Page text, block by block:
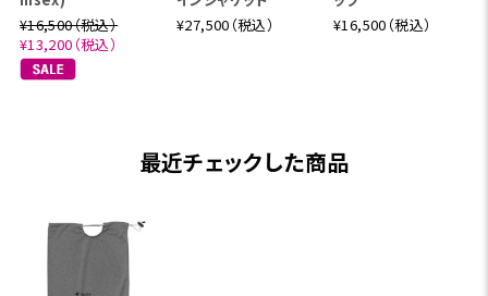
¥16,500（税込）
¥13,200（税込）
¥27,500（税込）
¥16,500（税込）
最近チェックした商品